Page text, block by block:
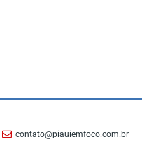
contato@piauiemfoco.com.br